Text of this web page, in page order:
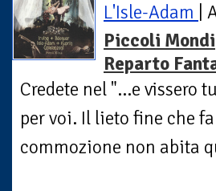
L'Isle-Adam
|
Piccoli Mondi
Reparto
Credete nel "...e vissero
per voi. Il lieto fine che
commozione non abita